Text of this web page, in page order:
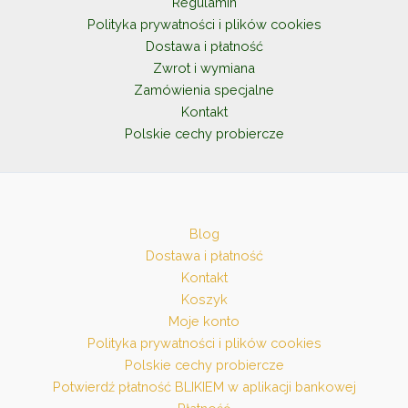
Polityka prywatności i plików cookies
Dostawa i płatność
Zwrot i wymiana
Zamówienia specjalne
Kontakt
Polskie cechy probiercze
Blog
Dostawa i płatność
Kontakt
Koszyk
Moje konto
Polityka prywatności i plików cookies
Polskie cechy probiercze
Potwierdź płatność BLIKIEM w aplikacji bankowej